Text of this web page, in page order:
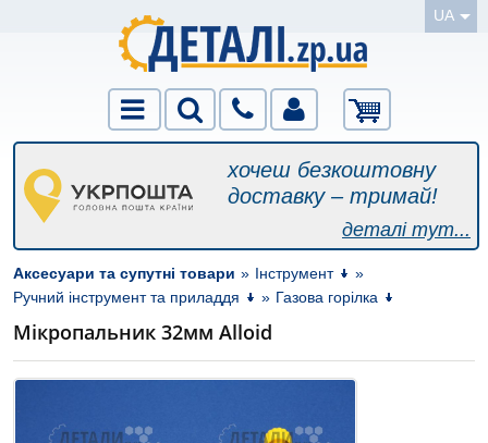
UA
хочеш безкоштовну
доставку – тримай!
деталі тут...
Аксесуари та супутні товари » Інструмент
»
Ручний інструмент та приладдя
» Газова горілка
Мікропальник 32мм Alloid